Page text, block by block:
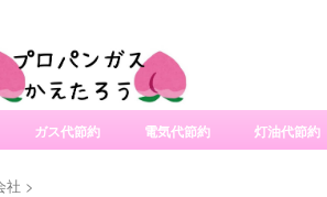
ガス代節約 電気代節約 灯油代節約
社 >